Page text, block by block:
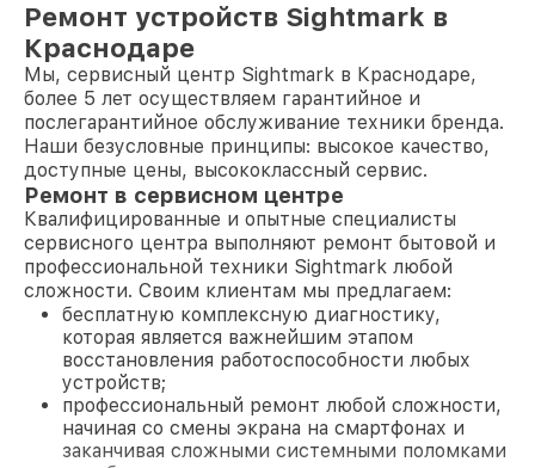
Ремонт устройств Sightmark в
Краснодаре
Мы, сервисный центр Sightmark в Краснодаре,
более 5 лет осуществляем гарантийное и
послегарантийное обслуживание техники бренда.
Наши безусловные принципы: высокое качество,
доступные цены, высококлассный сервис.
Ремонт в сервисном центре
Квалифицированные и опытные специалисты
сервисного центра выполняют ремонт бытовой и
профессиональной техники Sightmark любой
сложности. Своим клиентам мы предлагаем:
бесплатную комплексную диагностику,
которая является важнейшим этапом
восстановления работоспособности любых
устройств;
профессиональный ремонт любой сложности,
начиная со смены экрана на смартфонах и
заканчивая сложными системными поломками